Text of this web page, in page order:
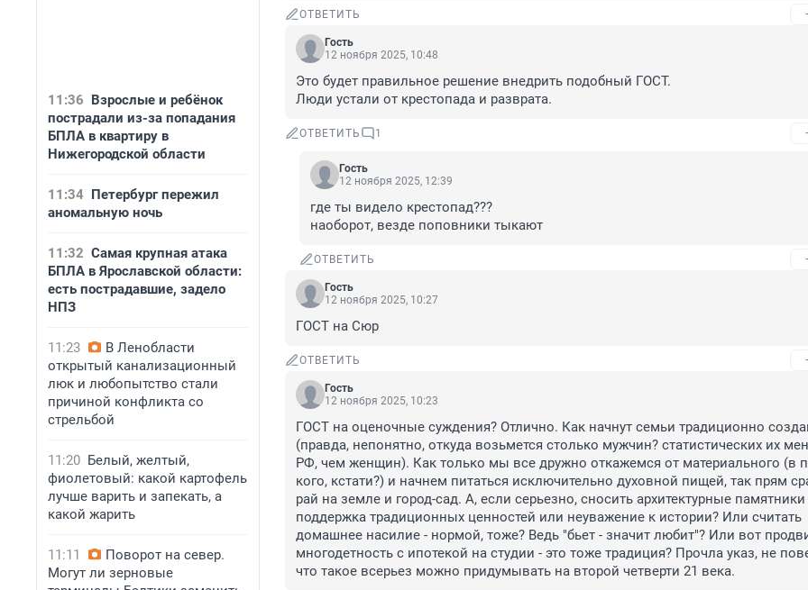
11:36 Взрослые и ребёнок
пострадали из-за попадания
БПЛА в квартиру в
Нижегородской области
11:34 Петербург пережил
аномальную ночь
11:32 Самая крупная атака
БПЛА в Ярославской области:
есть пострадавшие, задело
НПЗ
11:23
В Ленобласти
открытый канализационный
люк и любопытство стали
причиной конфликта со
стрельбой
11:20 Белый, желтый,
фиолетовый: какой картофель
лучше варить и запекать, а
какой жарить
11:11
Поворот на север.
Могут ли зерновые
ОТВЕТИТЬ
Гость
12 ноября 2025, 10:48
Это будет правильное решение внедрить подобный ГОСТ.
Люди устали от крестопада и разврата.
ОТВЕТИТЬ 1
Гость
12 ноября 2025, 12:39
где ты видело крестопад???
наоборот, везде поповники тыкают
ОТВЕТИТЬ
Гость
12 ноября 2025, 10:27
ГОСТ на Сюр
ОТВЕТИТЬ
Гость
12 ноября 2025, 10:23
ГОСТ на оценочные суждения? Отлично. Как начнут семьи традиционно
(правда, непонятно, откуда возьмется столько мужчин? статистических их
РФ, чем женщин). Как только мы все дружно откажемся от материального (в
кого, кстати?) и начнем питаться исключительно духовной пищей, так прям
рай на земле и город-сад. А, если серьезно, сносить архитектурные памятники
поддержка традиционных ценностей или неуважение к истории? Или считать
домашнее насилие - нормой, тоже? Ведь "бьет - значит любит"? Или вот
многодетность с ипотекой на студии - это тоже традиция? Прочла указ, не
что такое всерьез можно придумывать на второй четверти 21 века.